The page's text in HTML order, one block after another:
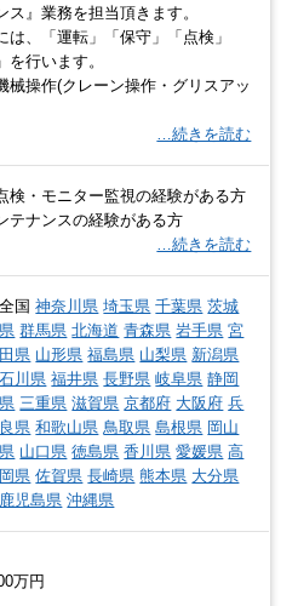
ス』業務を担当頂きます。
は、「運転」「保守」「点検」
を行います。
械操作(クレーン操作・グリスアッ
…続きを読む
検・モニター監視の経験がある方
テナンスの経験がある方
…続きを読む
全国神奈川県 埼玉県 千葉県 茨城
群馬県 北海道 青森県 岩手県 宮
県 山形県 福島県 山梨県 新潟県
石川県 福井県 長野県 岐阜県 静岡
三重県 滋賀県 京都府 大阪府 兵
県 和歌山県 鳥取県 島根県 岡山
山口県 徳島県 香川県 愛媛県 高
県 佐賀県 長崎県 熊本県 大分県
鹿児島県 沖縄県
万円